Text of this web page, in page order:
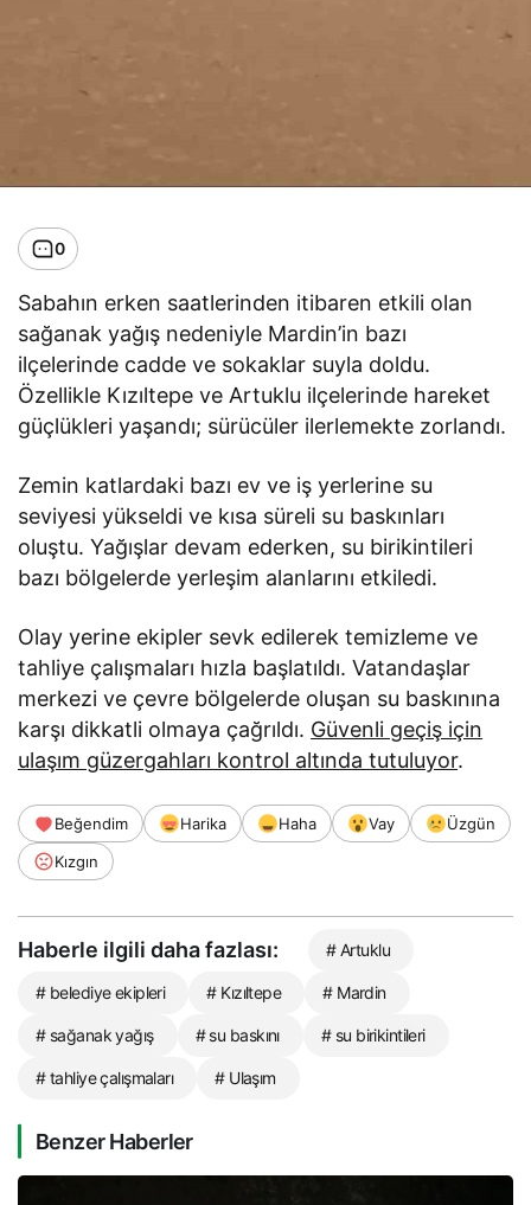
0
Sabahın erken saatlerinden itibaren etkili olan
sağanak yağış nedeniyle Mardin’in bazı
ilçelerinde cadde ve sokaklar suyla doldu.
Özellikle Kızıltepe ve Artuklu ilçelerinde hareket
güçlükleri yaşandı; sürücüler ilerlemekte zorlandı.
Zemin katlardaki bazı ev ve iş yerlerine su
seviyesi yükseldi ve kısa süreli su baskınları
oluştu. Yağışlar devam ederken, su birikintileri
bazı bölgelerde yerleşim alanlarını etkiledi.
Olay yerine ekipler sevk edilerek temizleme ve
tahliye çalışmaları hızla başlatıldı. Vatandaşlar
merkezi ve çevre bölgelerde oluşan su baskınına
karşı dikkatli olmaya çağrıldı. Güvenli geçiş için
ulaşım güzergahları kontrol altında tutuluyor.
Beğendim Harika Haha Vay
Üzgün
Kızgın
Haberle ilgili daha fazlası: # Artuklu
# belediye ekipleri # Kızıltepe # Mardin
# sağanak yağış # su baskını # su birikintileri
# tahliye çalışmaları # Ulaşım
Benzer Haberler